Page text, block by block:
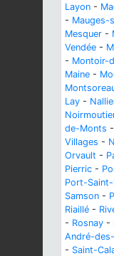
Layon -
- Mauges-
Mesquer -
Vendée -
- Montoir-
Maine -
Lay -
de-Monts -
Villages -
Orvault -
Pierric -
Port-Saint-
Samson -
Riaillé -
- Rosnay -
André-
- Saint-